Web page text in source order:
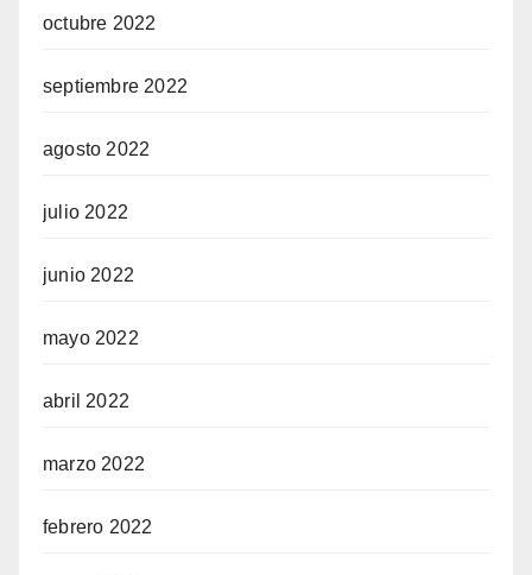
octubre 2022
septiembre 2022
agosto 2022
julio 2022
junio 2022
mayo 2022
abril 2022
marzo 2022
febrero 2022